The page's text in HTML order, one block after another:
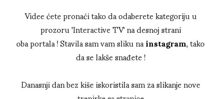
Videe ćete pronaći tako da odaberete kategoriju u
prozoru 'Interactive TV' na desnoj strani
oba portala ! Stavila sam vam sliku nainstagram, tako
da se lakše snađete !
Danasnji dan bez kiše iskoristila sam za slikanje nove